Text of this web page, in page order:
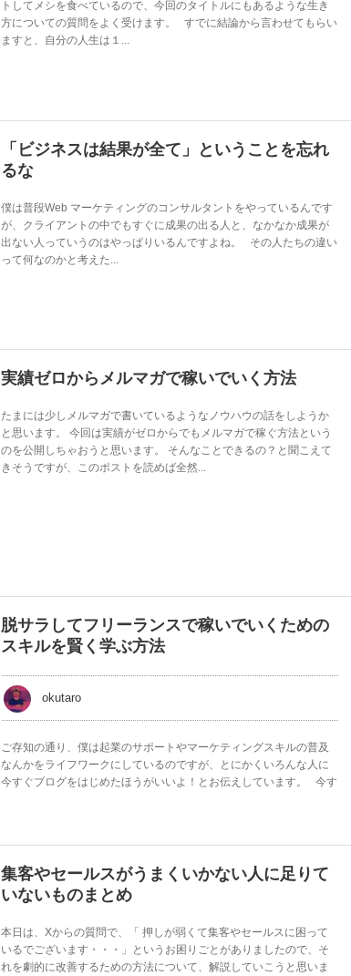
トしてメシを食べているので、今回のタイトルにもあるような生き
方についての質問をよく受けます。 すでに結論から言わせてもらい
ますと、自分の人生は１...
「ビジネスは結果が全て」ということを忘れ
るな
僕は普段Web マーケティングのコンサルタントをやっているんです
が、クライアントの中でもすぐに成果の出る人と、なかなか成果が
出ない人っていうのはやっぱりいるんですよね。 その人たちの違い
って何なのかと考えた...
実績ゼロからメルマガで稼いでいく方法
たまには少しメルマガで書いているようなノウハウの話をしようか
と思います。 今回は実績がゼロからでもメルマガで稼ぐ方法という
のを公開しちゃおうと思います。 そんなことできるの？と聞こえて
きそうですが、このポストを読めば全然...
脱サラしてフリーランスで稼いでいくための
スキルを賢く学ぶ方法
okutaro
ご存知の通り、僕は起業のサポートやマーケティングスキルの普及
なんかをライフワークにしているのですが、とにかくいろんな人に
今すぐブログをはじめたほうがいいよ！とお伝えしています。 今す
集客やセールスがうまくいかない人に足りて
いないものまとめ
本日は、Xからの質問で、「 押しが弱くて集客やセールスに困って
いるでございます・・・」というお困りごとがありましたので、そ
れを劇的に改善するための方法について、解説していこうと思いま